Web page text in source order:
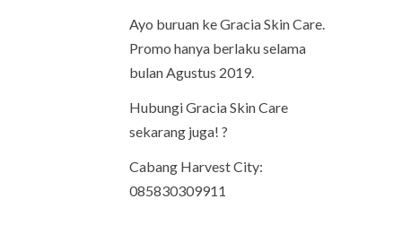
Ayo buruan ke Gracia Skin Care.
Promo hanya berlaku selama
bulan Agustus 2019.
Hubungi Gracia Skin Care
sekarang juga! ?
Cabang Harvest City:
085830309911